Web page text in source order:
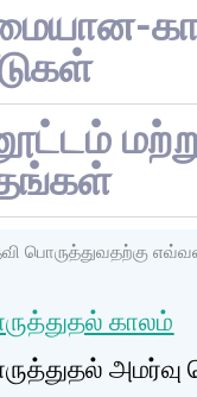
பொருத்துவதற்கு
காலம்
அமர்வு